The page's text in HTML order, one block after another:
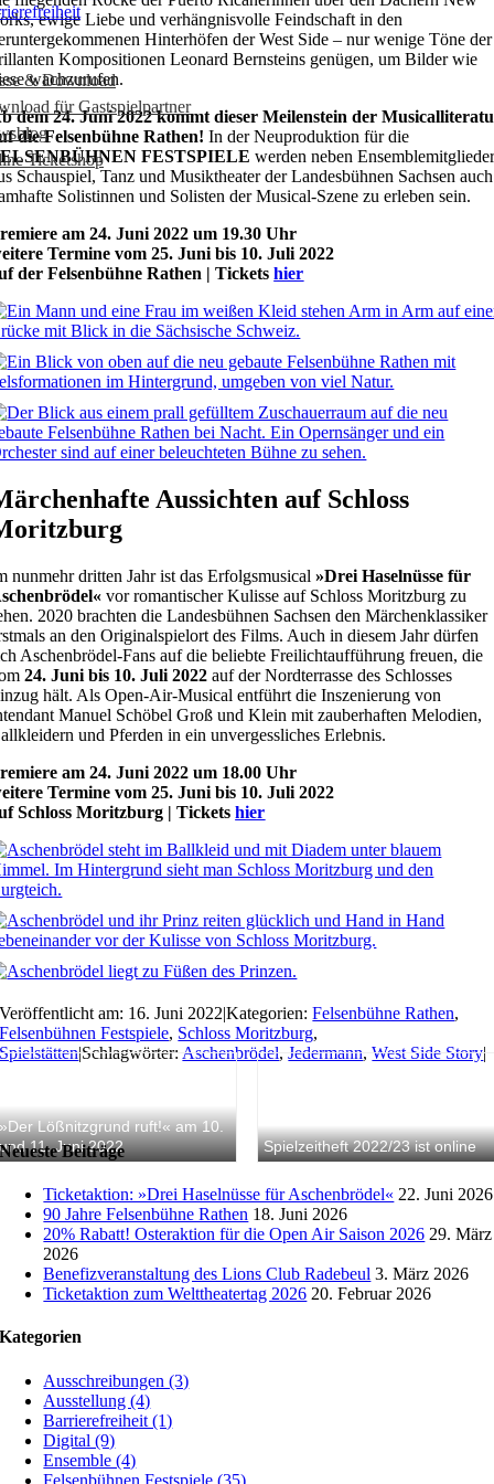
& Download
für Gastspielpartner
Ticketshop
ewige Liebe und verhängnisvolle Feindschaft in den
Hinterhöfen der West Side – nur wenige Töne der
Kompositionen Leonard Bernsteins genügen, um Bilder wie
wachzurufen.
dem 24. Juni 2022 kommt dieser Meilenstein der
die Felsenbühne Rathen! In der Neuproduktion für die
FESTSPIELE werden neben
Schauspiel, Tanz und Musiktheater der Landesbühnen Sachsen auch
Solistinnen und Solisten der Musical-Szene zu erleben sein.
am 24. Juni 2022 um 19.30 Uhr
Termine vom 25. Juni bis 10. Juli 2022
der Felsenbühne Rathen | Ticketshier
Aussichten auf Schloss
nunmehr dritten Jahr ist das Erfolgsmusical»Drei Haselnüsse für
vor romantischer Kulisse auf Schloss Moritzburg zu
2020 brachten die Landesbühnen Sachsen den Märchenklassiker
an den Originalspielort des Films. Auch in diesem Jahr dürfen
Aschenbrödel-Fans auf die beliebte Freilichtaufführung freuen, die
24. Juni bis 10. Juli 2022auf der Nordterrasse des Schlosses
hält. Als Open-Air-Musical entführt die Inszenierung von
Manuel Schöbel Groß und Klein mit zauberhaften Melodien,
und Pferden in ein unvergessliches Erlebnis.
am 24. Juni 2022 um 18.00 Uhr
Termine vom 25. Juni bis 10. Juli 2022
Schloss Moritzburg | Ticketshier
Veröffentlicht am: 16. Juni 2022|Kategorien:Felsenbühne Rathen,
Felsenbühnen Festspiele, Schloss Moritzburg,
Spielstätten|Schlagwörter: Aschenbrödel,Jedermann,West Side Story|
Lößnitzgrund ruft!« am 10.
11. Juni 2022
Spielzeitheft 2022/23 ist online
Neueste Beiträge
Ticketaktion: »Drei Haselnüsse für Aschenbrödel« 22. Juni 2026
90 Jahre Felsenbühne Rathen 18. Juni 2026
20% Rabatt! Osteraktion für die Open Air Saison 2026 29. März
2026
Benefizveranstaltung des Lions Club Radebeul 3. März 2026
Ticketaktion zum Welttheatertag 2026 20. Februar 2026
Kategorien
Ausschreibungen (3)
Ausstellung (4)
Barrierefreiheit (1)
Digital (9)
Ensemble (4)
Felsenbühnen Festspiele (35)